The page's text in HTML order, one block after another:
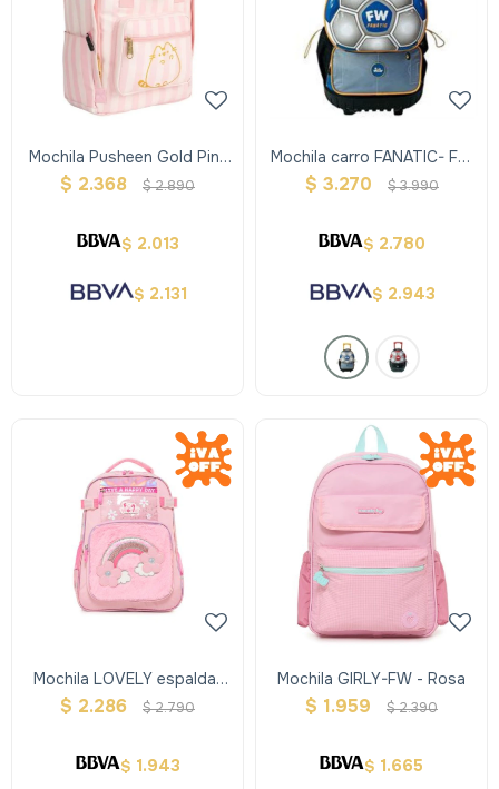
Mochila Pusheen Gold Pink
Mooving
$ 2.368 $2.890
$ 2.013
$ 2.131
Mochila carro FANATIC- FW
- Azul
$ 3.270 $3.990
$ 2.780
$ 2.943
Mochila LOVELY espalda-
FW - Rosa
$ 2.286 $2.790
$ 1.943
Mochila GIRLY-FW - Rosa
$ 1.959 $2.390
$ 1.665